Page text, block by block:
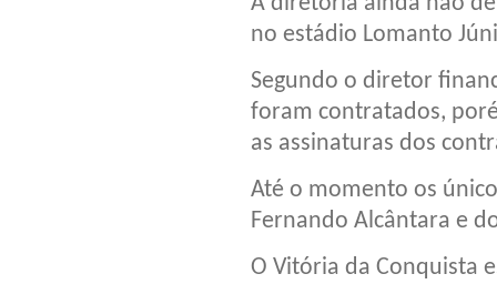
no estádio Lomanto
Segundo o diretor
foram contratados,
as assinaturas dos
Até o momento os
Fernando Alcântara e
O Vitória da Conquista